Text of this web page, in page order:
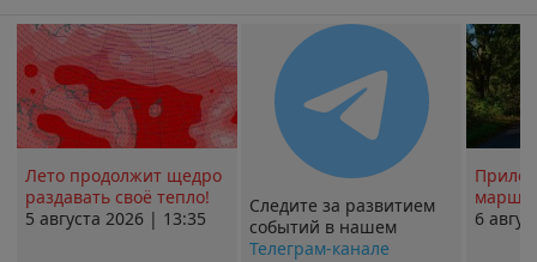
Лето продолжит щедро
раздавать своё тепло!
5 августа 2026 | 13:35
Следите за развитием
событий в нашем
Телеграм-канале
6